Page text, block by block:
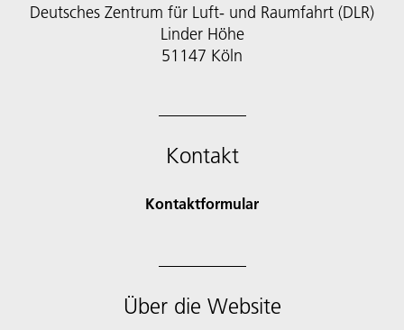
Deutsches Zentrum für Luft- und Raumfahrt (DLR)
Linder Höhe
51147 Köln
Kontakt
Kontaktformular
Über die Website